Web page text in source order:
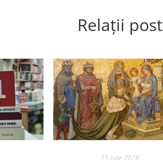
Relații post
15 iulie 2026